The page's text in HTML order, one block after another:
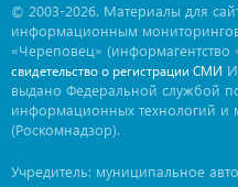
© 2003-2026. Материалы для
информационным
«Череповец»
свидетельство о регистрации СМИ
выдано Федеральной службой
информационных технологий и
(Роскомнадзор).
Учредитель: муниципальное